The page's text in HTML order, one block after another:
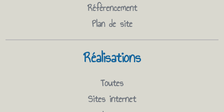
Référencement
Plan de site
Réalisations
Toutes
Sites internet